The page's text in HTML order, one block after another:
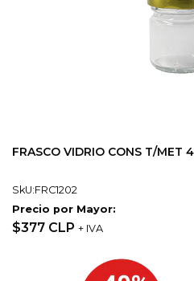
FRASCO VIDRIO CONS T/MET
SkU:FRC1202
Precio por Mayor:
$377 CLP + IVA